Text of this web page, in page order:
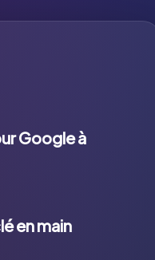
Google à
en main